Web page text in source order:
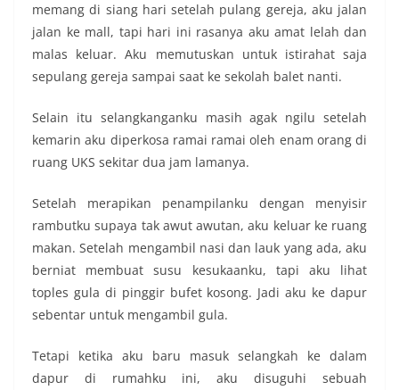
memang di siang hari setelah pulang gereja, aku jalan
jalan ke mall, tapi hari ini rasanya aku amat lelah dan
malas keluar. Aku memutuskan untuk istirahat saja
sepulang gereja sampai saat ke sekolah balet nanti.
Selain itu selangkanganku masih agak ngilu setelah
kemarin aku diperkosa ramai ramai oleh enam orang di
ruang UKS sekitar dua jam lamanya.
Setelah merapikan penampilanku dengan menyisir
rambutku supaya tak awut awutan, aku keluar ke ruang
makan. Setelah mengambil nasi dan lauk yang ada, aku
berniat membuat susu kesukaanku, tapi aku lihat
toples gula di pinggir bufet kosong. Jadi aku ke dapur
sebentar untuk mengambil gula.
Tetapi ketika aku baru masuk selangkah ke dalam
dapur di rumahku ini, aku disuguhi sebuah